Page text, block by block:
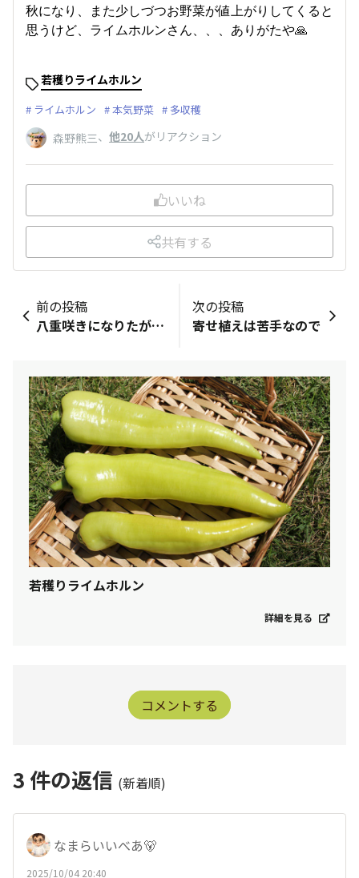
秋になり、また少しづつお野菜が値上がりしてくると
思うけど、ライムホルンさん、、、ありがたや🙏
若穫りライムホルン
ライムホルン 本気野菜 多収穫
森野熊三、 他20人がリアクション
いいね
共有する
若穫りライムホルン
詳細を見る
前の投稿
八重咲きになりたがってる⁉️
次の投稿
寄せ植えは苦手なので
コメントする
3 件の返信 (新着順)
なまらいいべあ🐻
2025/10/04 20:40